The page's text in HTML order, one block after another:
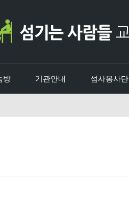
방 기관안내 섬사봉사단